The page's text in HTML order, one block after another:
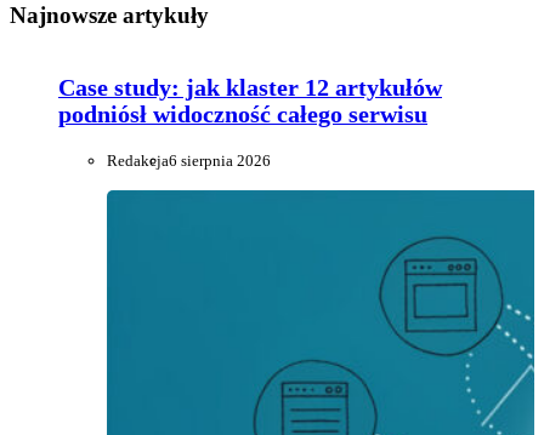
Najnowsze artykuły
Case study: jak klaster 12 artykułów
podniósł widoczność całego serwisu
Redakcja6 sierpnia 2026